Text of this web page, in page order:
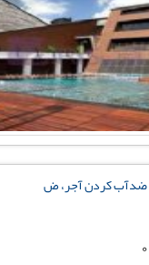
ضدآب کردن آجر، ض